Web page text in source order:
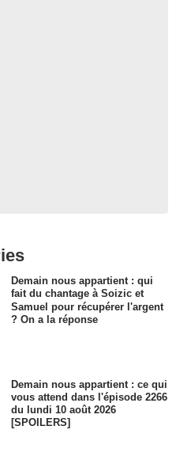
Demain nous appartient : qui
fait du chantage à Soizic et
Samuel pour récupérer l'argent
? On a la réponse
Demain nous appartient : ce qui
vous attend dans l'épisode 2266
du lundi 10 août 2026
[SPOILERS]